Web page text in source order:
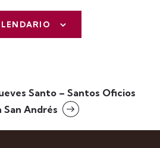
Santo – Santos Oficios
San Andrés